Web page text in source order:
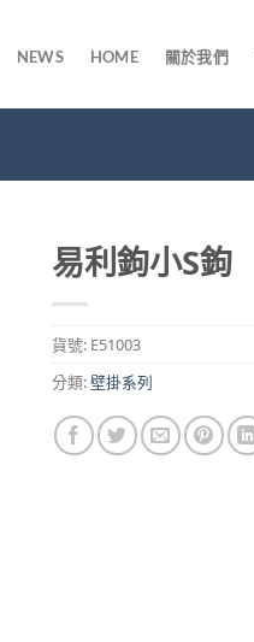
NEWS HOME 關於我們
易利鉤小S鉤
貨號: E51003
分類:壁掛系列